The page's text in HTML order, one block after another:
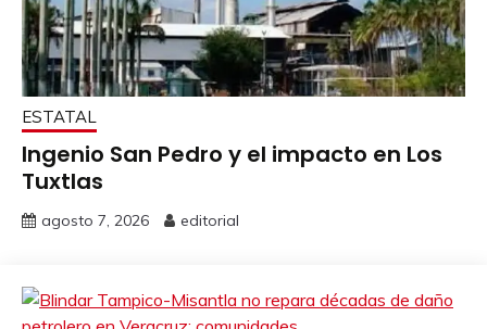
ESTATAL
Ingenio San Pedro y el impacto en Los
Tuxtlas
agosto 7, 2026 editorial